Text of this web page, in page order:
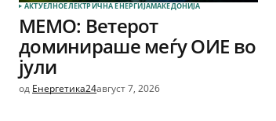
АКТУЕЛНОЕЛЕКТРИЧНА ЕНЕРГИЈАМАКЕДОНИЈА
МЕМО: Ветерот
доминираше меѓу ОИЕ во
јули
од Енергетика24август 7, 2026